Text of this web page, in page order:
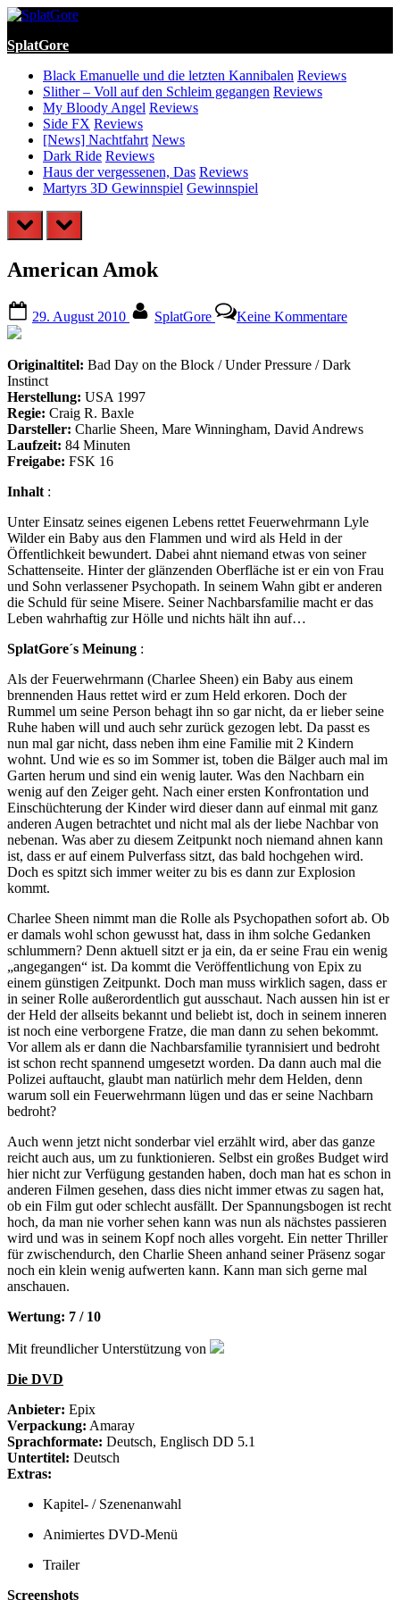
Skip
content
SplatGore
Black Emanuelle und die letzten Kannibalen Reviews
Slither – Voll auf den Schleim gegangen Reviews
My Bloody Angel Reviews
Side FX Reviews
[News] Nachtfahrt News
Dark Ride Reviews
Haus der vergessenen, Das Reviews
Martyrs 3D Gewinnspiel Gewinnspiel
prev next
American Amok
on
29. August 2010 SplatGore Keine Kommentare
Originaltitel: Bad Day on the Block / Under Pressure / Dark
Instinct
Herstellung: USA 1997
Regie: Craig R. Baxle
Darsteller: Charlie Sheen, Mare Winningham, David Andrews
Laufzeit: 84 Minuten
Freigabe: FSK 16
Inhalt :
Unter Einsatz seines eigenen Lebens rettet Feuerwehrmann Lyle
Wilder ein Baby aus den Flammen und wird als Held in der
Öffentlichkeit bewundert. Dabei ahnt niemand etwas von seiner
Schattenseite. Hinter der glänzenden Oberfläche ist er ein von Frau
und Sohn verlassener Psychopath. In seinem Wahn gibt er anderen
die Schuld für seine Misere. Seiner Nachbarsfamilie macht er das
Leben wahrhaftig zur Hölle und nichts hält ihn auf…
SplatGore´s Meinung :
Als der Feuerwehrmann (Charlee Sheen) ein Baby aus einem
brennenden Haus rettet wird er zum Held erkoren. Doch der
Rummel um seine Person behagt ihn so gar nicht, da er lieber seine
Ruhe haben will und auch sehr zurück gezogen lebt. Da passt es
nun mal gar nicht, dass neben ihm eine Familie mit 2 Kindern
wohnt. Und wie es so im Sommer ist, toben die Bälger auch mal im
Garten herum und sind ein wenig lauter. Was den Nachbarn ein
wenig auf den Zeiger geht. Nach einer ersten Konfrontation und
Einschüchterung der Kinder wird dieser dann auf einmal mit ganz
anderen Augen betrachtet und nicht mal als der liebe Nachbar von
nebenan. Was aber zu diesem Zeitpunkt noch niemand ahnen kann
ist, dass er auf einem Pulverfass sitzt, das bald hochgehen wird.
Doch es spitzt sich immer weiter zu bis es dann zur Explosion
kommt.
Charlee Sheen nimmt man die Rolle als Psychopathen sofort ab. Ob
er damals wohl schon gewusst hat, dass in ihm solche Gedanken
schlummern? Denn aktuell sitzt er ja ein, da er seine Frau ein wenig
„angegangen“ ist. Da kommt die Veröffentlichung von Epix zu
einem günstigen Zeitpunkt. Doch man muss wirklich sagen, dass er
in seiner Rolle außerordentlich gut ausschaut. Nach aussen hin ist er
der Held der allseits bekannt und beliebt ist, doch in seinem inneren
ist noch eine verborgene Fratze, die man dann zu sehen bekommt.
Vor allem als er dann die Nachbarsfamilie tyrannisiert und bedroht
ist schon recht spannend umgesetzt worden. Da dann auch mal die
Polizei auftaucht, glaubt man natürlich mehr dem Helden, denn
warum soll ein Feuerwehrmann lügen und das er seine Nachbarn
bedroht?
Auch wenn jetzt nicht sonderbar viel erzählt wird, aber das ganze
reicht auch aus, um zu funktionieren. Selbst ein großes Budget wird
hier nicht zur Verfügung gestanden haben, doch man hat es schon in
anderen Filmen gesehen, dass dies nicht immer etwas zu sagen hat,
ob ein Film gut oder schlecht ausfällt. Der Spannungsbogen ist recht
hoch, da man nie vorher sehen kann was nun als nächstes passieren
wird und was in seinem Kopf noch alles vorgeht. Ein netter Thriller
für zwischendurch, den Charlie Sheen anhand seiner Präsenz sogar
noch ein klein wenig aufwerten kann. Kann man sich gerne mal
anschauen.
Wertung: 7 / 10
Mit freundlicher Unterstützung von
Die DVD
Anbieter: Epix
Verpackung: Amaray
Sprachformate: Deutsch, Englisch DD 5.1
Untertitel: Deutsch
Extras:
Kapitel- / Szenenanwahl
Animiertes DVD-Menü
Trailer
Screenshots